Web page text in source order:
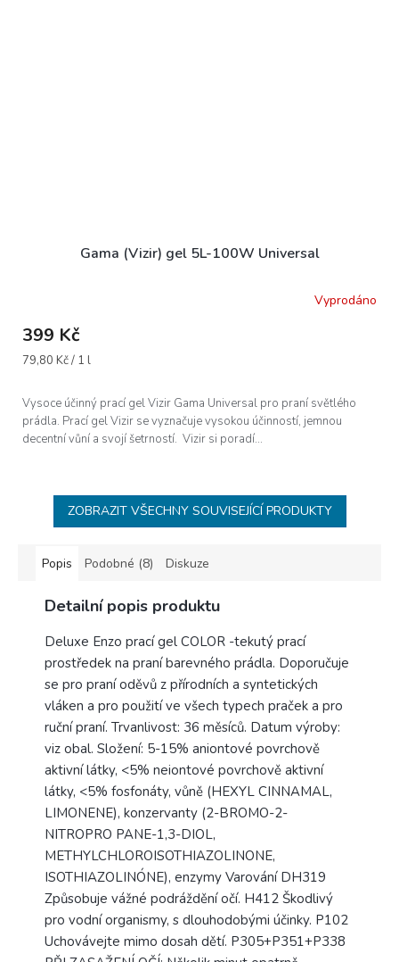
Gama (Vizir) gel 5L-100W Universal
Vyprodáno
399 Kč
Měrná
79,80 Kč / 1 l
Vysoce účinný prací gel Vizir Gama Universal pro praní světlého
prádla. Prací gel Vizir se vyznačuje vysokou účinností, jemnou
decentní vůní a svojí šetrností. Vizir si poradí...
ZOBRAZIT VŠECHNY SOUVISEJÍCÍ PRODUKTY
Popis Podobné (8) Diskuze
Detailní popis produktu
Deluxe Enzo prací gel COLOR -tekutý prací
prostředek na praní barevného prádla. Doporučuje
se pro praní oděvů z přírodních a syntetických
vláken a pro použití ve všech typech praček a pro
ruční praní. Trvanlivost: 36 měsíců. Datum výroby:
viz obal. Složení: 5-15% aniontové povrchově
aktivní látky, <5% neiontové povrchově aktivní
látky, <5% fosfonáty, vůně (HEXYL CINNAMAL,
LIMONENE), konzervanty (2-BROMO-2-
NITROPRO PANE-1,3-DIOL,
METHYLCHLOROISOTHIAZOLINONE,
ISOTHIAZOLINÓNE), enzymy Varování DH319
Způsobuje vážné podráždění očí. H412 Škodlivý
pro vodní organismy, s dlouhodobými účinky. P102
Uchovávejte mimo dosah dětí. P305+P351+P338